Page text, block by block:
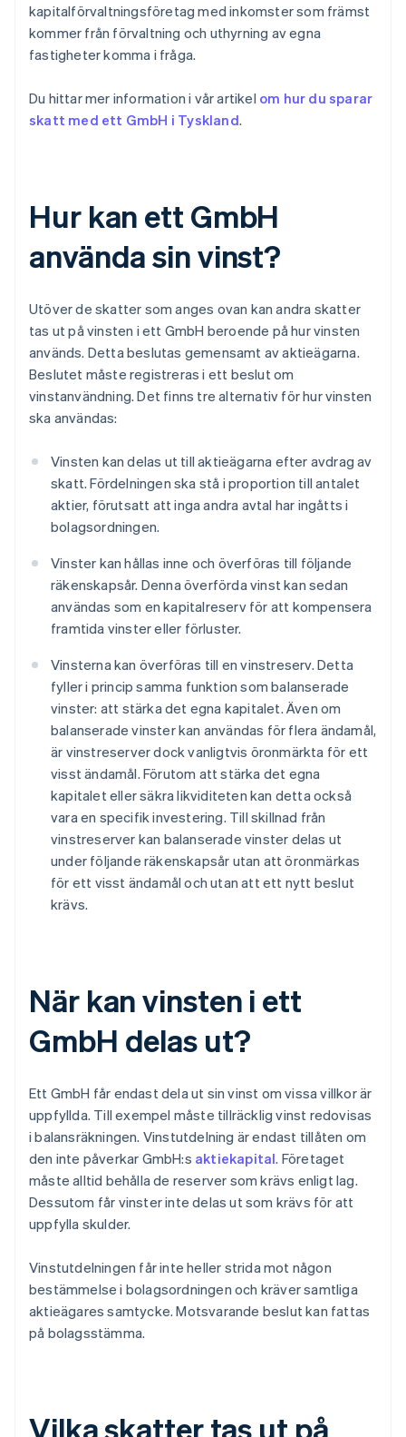
kapitalförvaltningsföretag med inkomster som främst
kommer från förvaltning och uthyrning av egna
fastigheter komma i fråga.
Du hittar mer information i vår artikel om hur du sparar
skatt med ett GmbH i Tyskland.
Hur kan ett GmbH
använda sin vinst?
Utöver de skatter som anges ovan kan andra skatter
tas ut på vinsten i ett GmbH beroende på hur vinsten
används. Detta beslutas gemensamt av aktieägarna.
Beslutet måste registreras i ett beslut om
vinstanvändning. Det finns tre alternativ för hur vinsten
ska användas:
Vinsten kan delas ut till aktieägarna efter avdrag av
skatt. Fördelningen ska stå i proportion till antalet
aktier, förutsatt att inga andra avtal har ingåtts i
bolagsordningen.
Vinster kan hållas inne och överföras till följande
räkenskapsår. Denna överförda vinst kan sedan
användas som en kapitalreserv för att kompensera
framtida vinster eller förluster.
Vinsterna kan överföras till en vinstreserv. Detta
fyller i princip samma funktion som balanserade
vinster: att stärka det egna kapitalet. Även om
balanserade vinster kan användas för flera ändamål,
är vinstreserver dock vanligtvis öronmärkta för ett
visst ändamål. Förutom att stärka det egna
kapitalet eller säkra likviditeten kan detta också
vara en specifik investering. Till skillnad från
vinstreserver kan balanserade vinster delas ut
under följande räkenskapsår utan att öronmärkas
för ett visst ändamål och utan att ett nytt beslut
krävs.
När kan vinsten i ett
GmbH delas ut?
Ett GmbH får endast dela ut sin vinst om vissa villkor är
uppfyllda. Till exempel måste tillräcklig vinst redovisas
i balansräkningen. Vinstutdelning är endast tillåten om
den inte påverkar GmbH:s aktiekapital. Företaget
måste alltid behålla de reserver som krävs enligt lag.
Dessutom får vinster inte delas ut som krävs för att
uppfylla skulder.
Vinstutdelningen får inte heller strida mot någon
bestämmelse i bolagsordningen och kräver samtliga
aktieägares samtycke. Motsvarande beslut kan fattas
på bolagsstämma.
Vilka skatter tas ut på